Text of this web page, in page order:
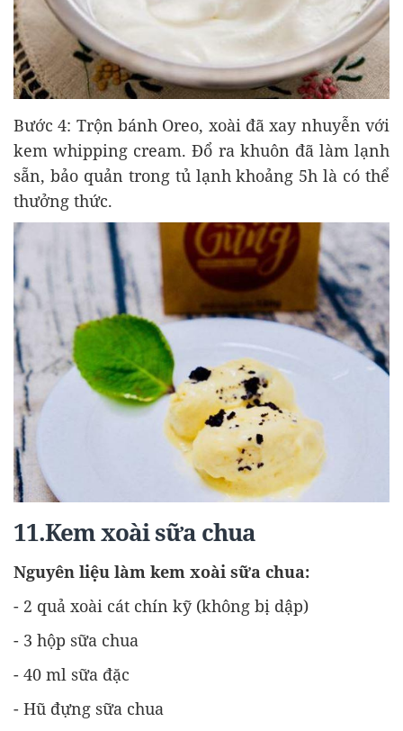
Bước 4: Trộn bánh Oreo, xoài đã xay nhuyễn với
kem whipping cream. Đổ ra khuôn đã làm lạnh
sẵn, bảo quản trong tủ lạnh khoảng 5h là có thể
thưởng thức.
11.Kem xoài sữa chua
Nguyên liệu làm kem xoài sữa chua:
- 2 quả xoài cát chín kỹ (không bị dập)
- 3 hộp sữa chua
- 40 ml sữa đặc
- Hũ đựng sữa chua